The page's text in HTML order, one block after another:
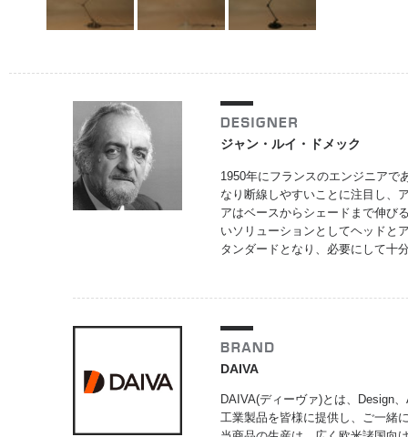
ジャン・ルイ・ドメック
1950年にフランスのエンジニアで
なり断線しやすいことに注目し、
アはベースからシェードまで伸び
いソリューションとしてヘッドと
タンダードとなり、必要にして十
DAIVA
DAIVA(ディーヴァ)とは、Design
工業製品を皆様に提供し、ご一緒